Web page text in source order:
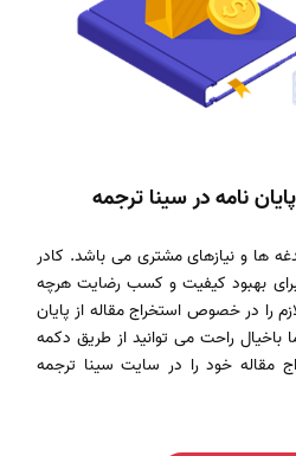
نامه در سینا ترجمه
ها و نیازهای مشتری می باشد. کادر
بهبود کیفیت و کسب رضایت هرچه
را در خصوص استخراج مقاله از پایان
راحت می توانید از طریق دکمه
خود را در سایت سینا ترجمه